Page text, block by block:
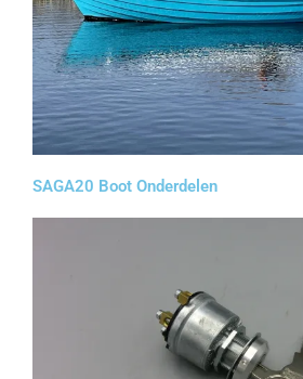
SAGA20 Boot Onderdelen